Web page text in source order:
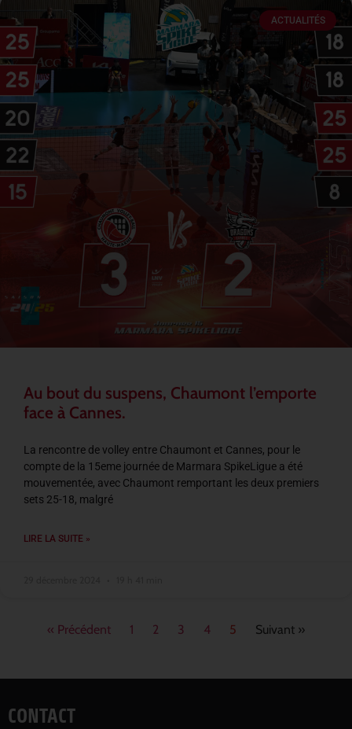
ACTUALITÉS
Au bout du suspens, Chaumont l’emporte
face à Cannes.
La rencontre de volley entre Chaumont et Cannes, pour le
compte de la 15eme journée de Marmara SpikeLigue a été
mouvementée, avec Chaumont remportant les deux premiers
sets 25-18, malgré
LIRE LA SUITE »
« Précédent 1 2 3 4 5 Suivant »
CONTACT